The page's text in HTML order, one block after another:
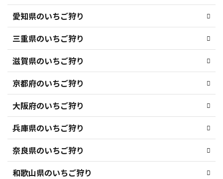
愛知県のいちご狩り
三重県のいちご狩り
滋賀県のいちご狩り
京都府のいちご狩り
大阪府のいちご狩り
兵庫県のいちご狩り
奈良県のいちご狩り
和歌山県のいちご狩り